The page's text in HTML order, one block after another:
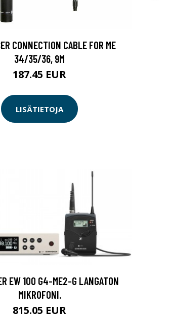
CONNECTION CABLE FOR ME
34/35/36, 9M
187.45 EUR
LISÄTIETOJA
EW 100 G4-ME2-G LANGATON
MIKROFONI.
815.05 EUR